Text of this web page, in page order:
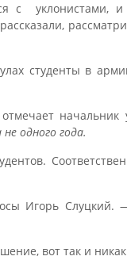
с уклонистами, и
студенты в
начальник
одного года.
Игорь Слуцкий.
вот так и